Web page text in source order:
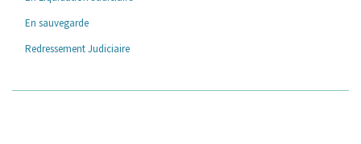
En sauvegarde
Redressement Judiciaire